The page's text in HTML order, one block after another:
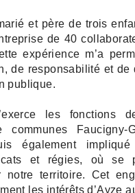
et père de trois
de 40
expérience m’a
de responsabilité et
publique.
les fonctions
communes
également
et régies, où se
notre territoire. Cet
les intérêts d’Ayze